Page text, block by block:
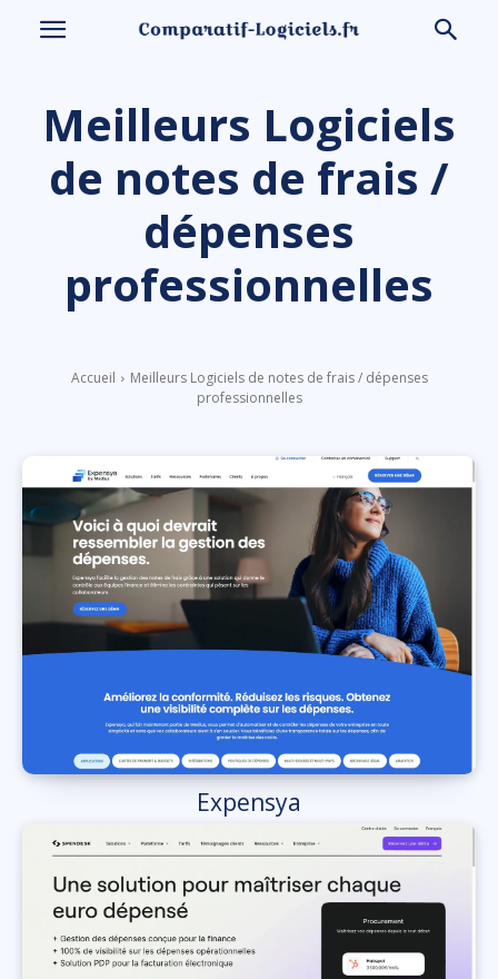
Meilleurs Logiciels
de notes de frais /
dépenses
professionnelles
Accueil
Meilleurs Logiciels de notes de frais / dépenses
professionnelles
Expensya